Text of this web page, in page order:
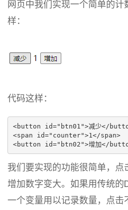
网页中我们实现一个简单的
样：
代码这样：
<button id="btn01">减少</
<span id="counter">1</span>
<button id="btn02">增加</
我们要实现的功能很简单，
增加数字变大。如果用传统的
一个变量用以记录数量，点击